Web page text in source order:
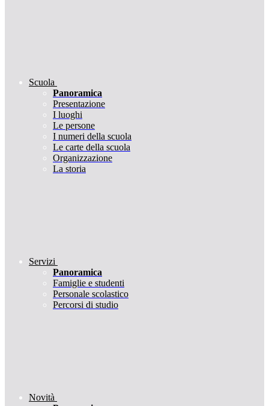
Scuola
Panoramica
Presentazione
I luoghi
Le persone
I numeri della scuola
Le carte della scuola
Organizzazione
La storia
Servizi
Panoramica
Famiglie e studenti
Personale scolastico
Percorsi di studio
Novità